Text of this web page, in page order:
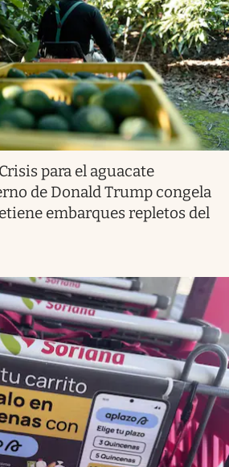
Crisis para el aguacate
de Donald Trump congela
embarques repletos del